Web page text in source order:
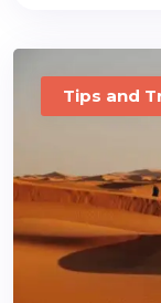
Tips and